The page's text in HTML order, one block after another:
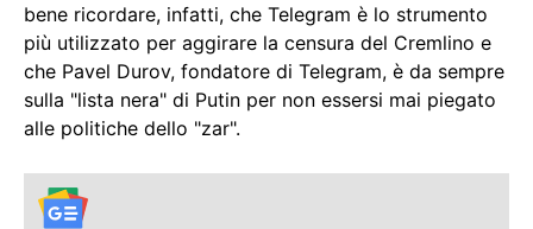
bene ricordare, infatti, che Telegram è lo strumento
più utilizzato per aggirare la censura del Cremlino e
che Pavel Durov, fondatore di Telegram, è da sempre
sulla "lista nera" di Putin per non essersi mai piegato
alle politiche dello "zar".